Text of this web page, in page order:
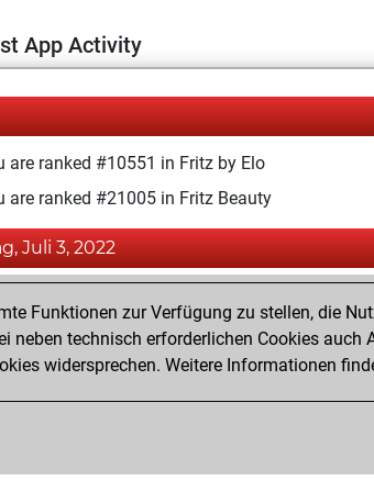
App Activity
are ranked #10551 in Fritz by Elo
are ranked #21005 in Fritz Beauty
Juli 3, 2022
achieved a new Elo of 1595
created your Fritz account
Funktionen zur Verfügung zu stellen, die
technisch erforderlichen Cookies auch
widersprechen. Weitere Informationen